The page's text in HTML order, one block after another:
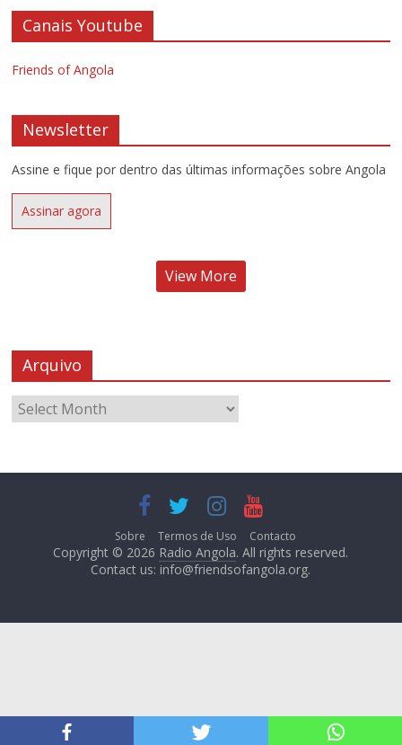
Canais Youtube
Friends of Angola
Newsletter
Assine e fique por dentro das últimas informações sobre Angola
Assinar agora
View More
Arquivo
Sobre Termos de Uso Contacto
Copyright © 2026 Radio Angola. All rights reserved.
Contact us: info@friendsofangola.org.